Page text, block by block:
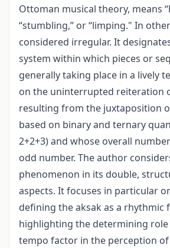
Ottoman musical theory, means
“stumbling,” or “limping." In
considered irregular. It
system within which pieces or
generally taking place in a lively
on the uninterrupted reiteration
resulting from the juxtaposition
based on binary and ternary
2+2+3) and whose overall
odd number. The author
phenomenon in its double,
aspects. It focuses in particular
defining the aksak as a rhythmic
highlighting the determining role
tempo factor in the perception